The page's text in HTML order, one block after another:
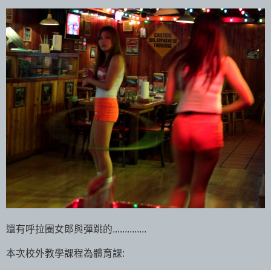
還有呼拉圈女郎與彈跳的..............
本次校外教學課程為體育課: